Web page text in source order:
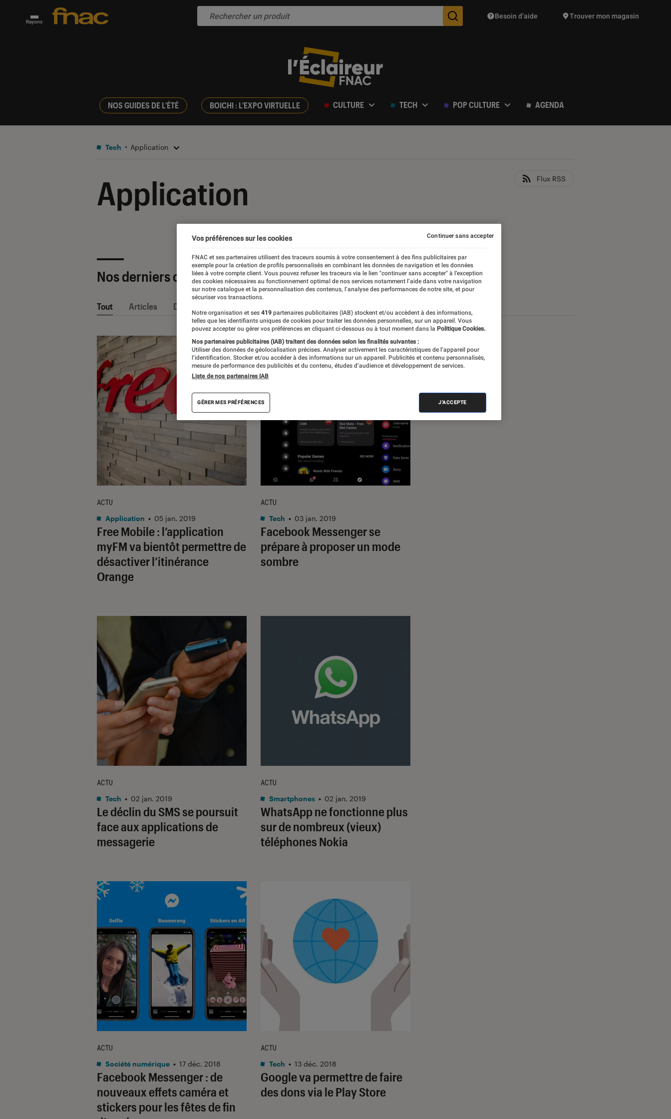
Rayons Des suggestions de produits vont vous être proposées
Besoin d’aide Trouver mon magasin
NOS GUIDES DE L'ÉTÉ BOICHI : L'EXPO VIRTUELLE CULTURE TECH POP CULTURE AGENDA
Tech Application
Application Flux RSS
Nos derniers contenus
Tout Articles Dossiers
Free Mobile : l’application
myFM va bientôt permettre de
désactiver l’itinérance
Orange
ACTU
Application • 05 jan. 2019
Facebook Messenger se
prépare à proposer un mode
sombre
ACTU
Tech • 03 jan. 2019
Le déclin du SMS se poursuit
face aux applications de
messagerie
ACTU
Tech • 02 jan. 2019
WhatsApp ne fonctionne plus
sur de nombreux (vieux)
téléphones Nokia
ACTU
Smartphones • 02 jan. 2019
Facebook Messenger : de
nouveaux effets caméra et
stickers pour les fêtes de fin
ACTU
Société numérique • 17 déc. 2018
Google va permettre de faire
des dons via le Play Store
ACTU
Tech • 13 déc. 2018
Vos préférences sur les cookies
FNAC et ses partenaires utilisent des traceurs soumis à votre consentement à des fins publicitaires par
exemple pour la création de profils personnalisés en combinant les données de navigation et les données
liées à votre compte client. Vous pouvez refuser les traceurs via le lien "continuer sans accepter" à l’exception
des cookies nécessaires au fonctionnement optimal de nos services notamment l’aide dans votre navigation
sur notre catalogue et la personnalisation des contenus, l’analyse des performances de notre site, et pour
sécuriser vos transactions.
Notre organisation et ses 419 partenaires publicitaires (IAB) stockent et/ou accèdent à des informations,
telles que les identifiants uniques de cookies pour traiter les données personnelles, sur un appareil. Vous
pouvez accepter ou gérer vos préférences en cliquant ci-dessous ou à tout moment dans la Politique Cookies.
Nos partenaires publicitaires (IAB) traitent des données selon les finalités suivantes :
Utiliser des données de géolocalisation précises. Analyser activement les caractéristiques de l’appareil pour
l’identification. Stocker et/ou accéder à des informations sur un appareil. Publicités et contenu personnalisés,
mesure de performance des publicités et du contenu, études d’audience et développement de services.
Liste de nos partenaires IAB
GÉRER MES PRÉFÉRENCES J'ACCEPTE
Continuer sans accepter